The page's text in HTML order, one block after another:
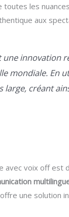
toutes les
aux
une
mondiale.
créant
avec voix off
une